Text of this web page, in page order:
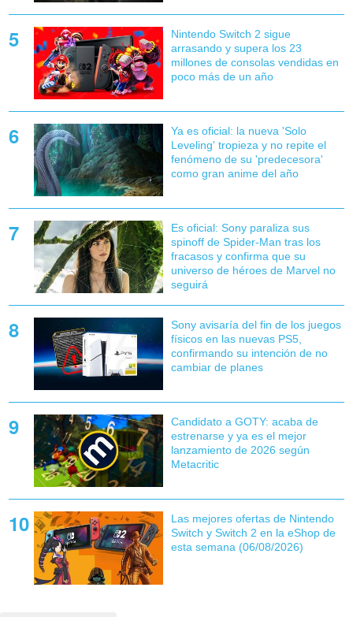
Nintendo Switch 2 sigue
arrasando y supera los 23
millones de consolas vendidas en
poco más de un año
Ya es oficial: la nueva 'Solo
Leveling' tropieza y no repite el
fenómeno de su 'predecesora'
como gran anime del año
Es oficial: Sony paraliza sus
spinoff de Spider-Man tras los
fracasos y confirma que su
universo de héroes de Marvel no
seguirá
Sony avisaría del fin de los juegos
físicos en las nuevas PS5,
confirmando su intención de no
cambiar de planes
Candidato a GOTY: acaba de
estrenarse y ya es el mejor
lanzamiento de 2026 según
Metacritic
Las mejores ofertas de Nintendo
Switch y Switch 2 en la eShop de
esta semana (06/08/2026)